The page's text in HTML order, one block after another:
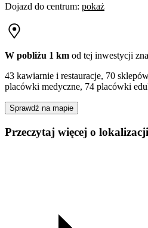
Dojazd do centrum: pokaż
W pobliżu 1 km od tej inwestycji
43 kawiarnie i restauracje, 70
placówki medyczne, 74 placówki
Sprawdź na mapie
Przeczytaj więcej o lokalizacji